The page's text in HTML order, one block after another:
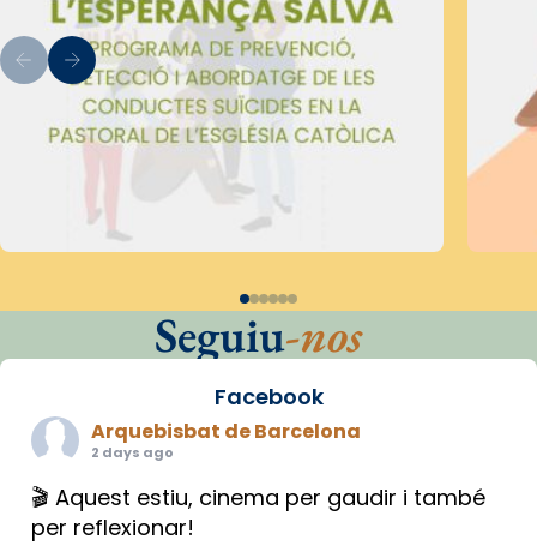
Seguiu-nos
Facebook
Arquebisbat de Barcelona
2 days ago
🎬 Aquest estiu, cinema per gaudir i també
per reflexionar!